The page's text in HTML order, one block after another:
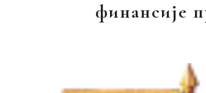
финансије